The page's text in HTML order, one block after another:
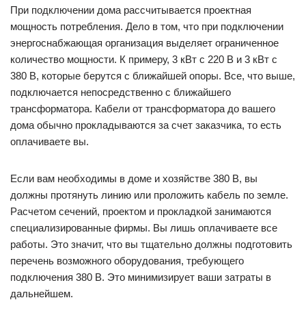
При подключении дома рассчитывается проектная
мощность потребления. Дело в том, что при подключении
энергоснабжающая организация выделяет ограниченное
количество мощности. К примеру, 3 кВт с 220 В и 3 кВт с
380 В, которые берутся с ближайшей опоры. Все, что выше,
подключается непосредственно с ближайшего
трансформатора. Кабели от трансформатора до вашего
дома обычно прокладываются за счет заказчика, то есть
оплачиваете вы.
Если вам необходимы в доме и хозяйстве 380 В, вы
должны протянуть линию или проложить кабель по земле.
Расчетом сечений, проектом и прокладкой занимаются
специализированные фирмы. Вы лишь оплачиваете все
работы. Это значит, что вы тщательно должны подготовить
перечень возможного оборудования, требующего
подключения 380 В. Это минимизирует ваши затраты в
дальнейшем.